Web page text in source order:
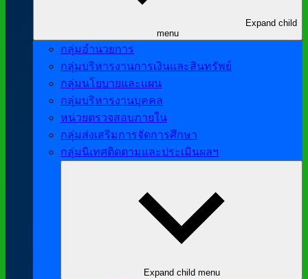
Expand child
menu
กลุ่มอำนวยการ
กลุ่มบริหารงานการเงินและสินทรัพย์
กลุ่มนโยบายและแผน
กลุ่มบริหารงานบุคคล
หน่วยตรวจสอบภายใน
กลุ่มส่งเสริมการจัดการศึกษา
กลุ่มนิเทศติดตามและประเมินผลฯ
Expand child menu